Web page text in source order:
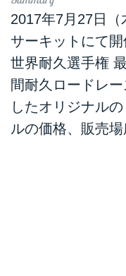
2017年7月27日
サーキットにて
世界耐久選手権
間耐久ロードレ
したオリジナル
ルの価格、販売